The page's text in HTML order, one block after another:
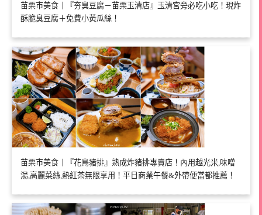
苗栗市美食｜『夯臭豆腐－苗栗玉清店』玉清宮旁必吃小吃！現炸
酥脆臭豆腐＋免費小黃瓜絲！
苗栗市美食｜『花鳥豬排』熟成炸豬排專賣店！內用越光米,味噌
湯,高麗菜絲,熱紅茶無限享用！平日商業午餐&外帶便當都推薦！